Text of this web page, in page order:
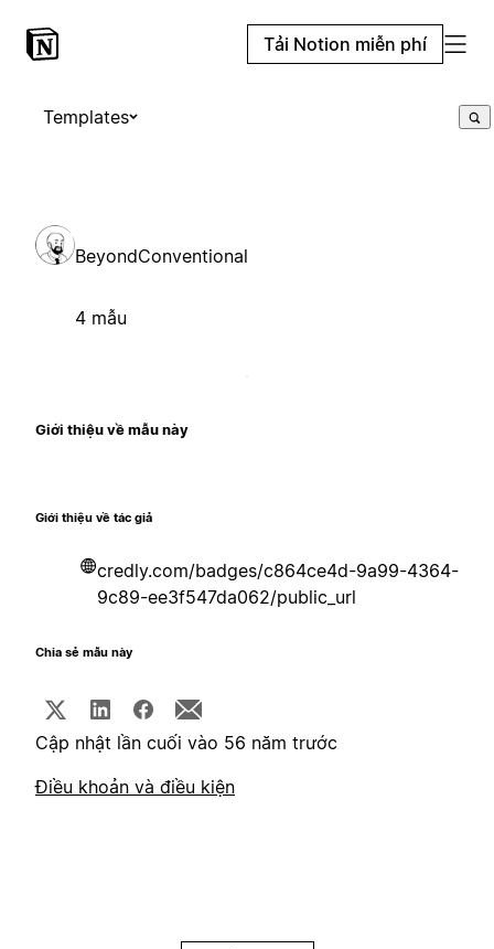
Tải Notion miễn phí
Templates
BeyondConventional
4 mẫu
Giới thiệu về mẫu này
Giới thiệu về tác giả
credly.com/badges/c864ce4d-9a99-4364-
9c89-ee3f547da062/public_url
Chia sẻ mẫu này
Cập nhật lần cuối vào 56 năm trước
Điều khoản và điều kiện